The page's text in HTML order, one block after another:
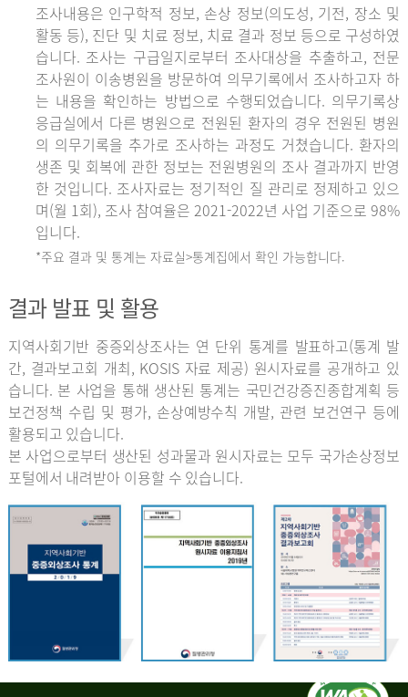
조사내용은 인구학적 정보, 손상 정보(의도성, 기전, 장소 및
활동 등), 진단 및 치료 정보, 치료 결과 정보 등으로 구성하였
습니다. 조사는 구급일지로부터 조사대상을 추출하고, 전문
조사원이 이송병원을 방문하여 의무기록에서 조사하고자 하
는 내용을 확인하는 방법으로 수행되었습니다. 의무기록상
응급실에서 다른 병원으로 전원된 환자의 경우 전원된 병원
의 의무기록을 추가로 조사하는 과정도 거쳤습니다. 환자의
생존 및 회복에 관한 정보는 전원병원의 조사 결과까지 반영
한 것입니다. 조사자료는 정기적인 질 관리로 정제하고 있으
며(월 1회), 조사 참여율은 2021-2022년 사업 기준으로 98%
입니다.
*주요 결과 및 통계는 자료실>통계집에서 확인 가능합니다.
결과 발표 및 활용
지역사회기반 중증외상조사는 연 단위 통계를 발표하고(통계 발
간, 결과보고회 개최, KOSIS 자료 제공) 원시자료를 공개하고 있
습니다. 본 사업을 통해 생산된 통계는 국민건강증진종합계획 등
보건정책 수립 및 평가, 손상예방수칙 개발, 관련 보건연구 등에
활용되고 있습니다.
본 사업으로부터 생산된 성과물과 원시자료는 모두 국가손상정보
포털에서 내려받아 이용할 수 있습니다.